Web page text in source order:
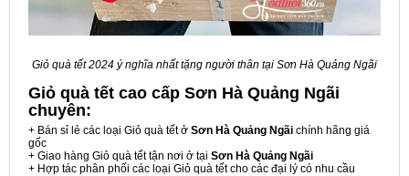
Giỏ quà tết 2024 ý nghĩa nhất tặng người thân tại Sơn Hà Quảng Ngãi
Giỏ quà tết cao cấp Sơn Hà Quảng Ngãi
chuyên:
+ Bán sỉ lẻ các loại Giỏ quà tết ở Sơn Hà Quảng Ngãi chính hãng giá
gốc
+ Giao hàng Giỏ quà tết tận nơi ở tại Sơn Hà Quảng Ngãi
+ Hợp tác phân phối các loại Giỏ quà tết cho các đại lý có nhu cầu